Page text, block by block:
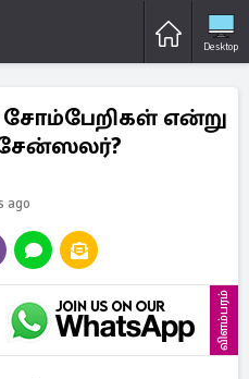
Desktop
என்று
சேன்ஸலர்?
ago
விளம்பரம்